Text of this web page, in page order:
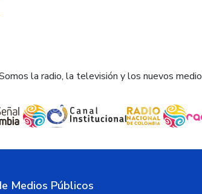
la radio, la televisión y los nuevos
Medios Públicos